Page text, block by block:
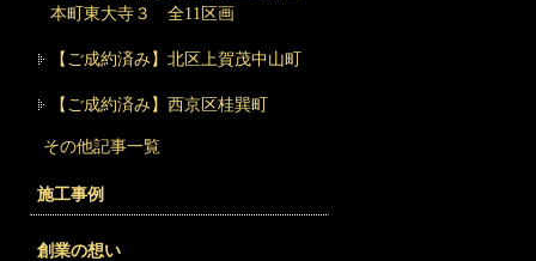
本町東大寺３ 全11区画
【ご成約済み】北区上賀茂中山町
【ご成約済み】西京区桂巽町
その他記事一覧
施工事例
創業の想い